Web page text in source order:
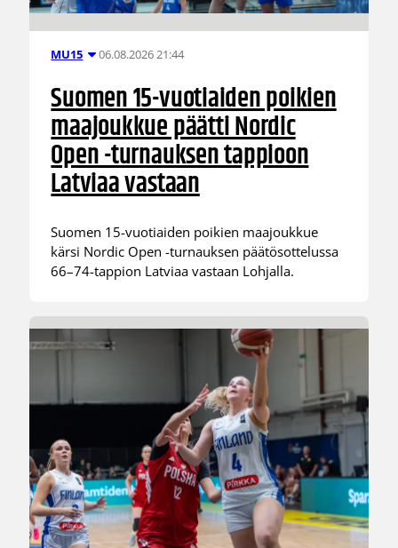
MU15 06.08.2026 21:44
Suomen 15-vuotiaiden poikien
maajoukkue päätti Nordic
Open -turnauksen tappioon
Latviaa vastaan
Suomen 15-vuotiaiden poikien maajoukkue
kärsi Nordic Open -turnauksen päätösottelussa
66–74-tappion Latviaa vastaan Lohjalla.